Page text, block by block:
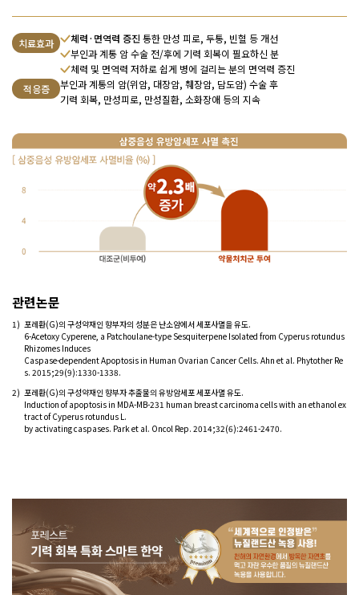
치료효과 체력·면역력 증진 통한 만성 피로, 두통, 빈혈 등 개선
부인과 계통 암 수술 전/후에 기력 회복이 필요하신 분
체력 및 면역력 저하로 쉽게 병에 걸리는 분의 면역력 증진
적응증
부인과 계통의 암(위암, 대장암, 췌장암, 담도암) 수술 후
기력 회복, 만성피로, 만성질환, 소화장애 등의 지속
관련논문
1) 포레환(G)의 구성약재인 향부자의 성분은 난소암에서 세포사멸을 유도.
6-Acetoxy Cyperene, a Patchoulane-type Sesquiterpene Isolated from Cyperus rotundus
Rhizomes Induces
Caspase-dependent Apoptosis in Human Ovarian Cancer Cells. Ahn et al. Phytother Re
s. 2015;29(9):1330-1338.
2) 포레환(G)의 구성약재인 향부자 추출물의 유방암세포 세포사멸 유도.
Induction of apoptosis in MDA-MB-231 human breast carcinoma cells with an ethanol ex
tract of Cyperus rotundus L.
by activating caspases. Park et al. Oncol Rep. 2014;32(6):2461-2470.